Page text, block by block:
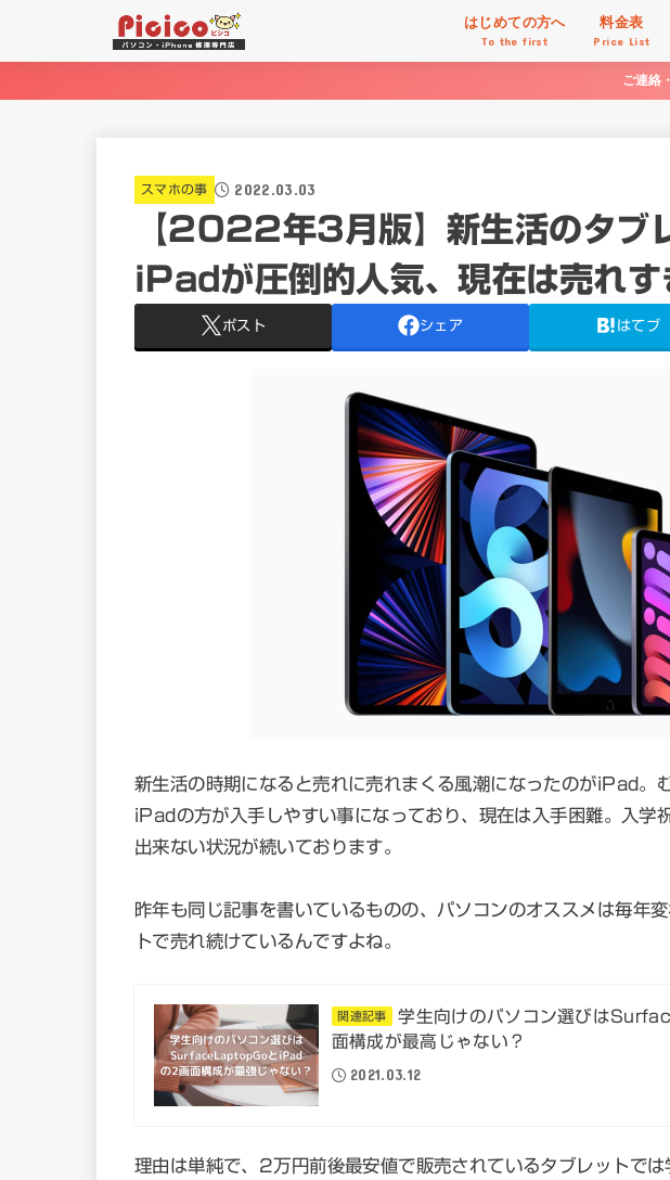
はじめての方へ
To the first
料金表
Price List
ご連絡
スマホの事 2022.03.03
【2022年3月版】新生活のタブ
iPadが圧倒的人気、現在は売れす
ポスト シェア はてブ
新生活の時期になると売れに売れまくる風潮になったのがiPad。
iPadの方が入手しやすい事になっており、現在は入手困難。入学
出来ない状況が続いております。
昨年も同じ記事を書いているものの、パソコンのオススメは毎年
トで売れ続けているんですよね。
関連記事
学生向けのパソコン選びは
面構成が最高じゃない？
2021.03.12
理由は単純で、2万円前後最安値で販売されているタブレットで